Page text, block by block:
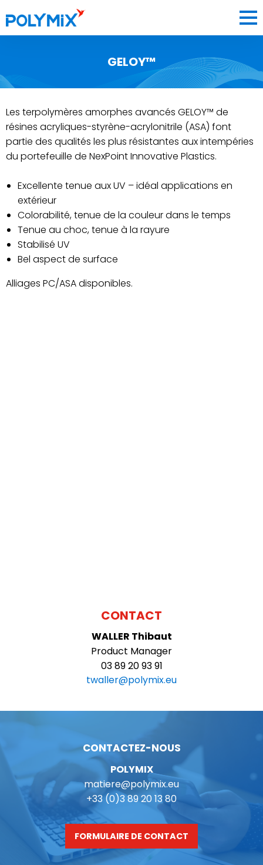
MATIÈRES
CONSOMMABLES
IMPRESSION 3D
CONTACT
FRANCE
FRANCE
FR EN
GELOY™
Les terpolymères amorphes avancés GELOY™ de
résines acryliques-styrène-acrylonitrile (ASA) font
partie des qualités les plus résistantes aux intempéries
du portefeuille de NexPoint Innovative Plastics.
Excellente tenue aux UV – idéal applications en
extérieur
Colorabilité, tenue de la couleur dans le temps
Tenue au choc, tenue à la rayure
Stabilisé UV
Bel aspect de surface
Alliages PC/ASA disponibles.
CONTACT
WALLER Thibaut
Product Manager
03 89 20 93 91
twaller@polymix.eu
CONTACTEZ-NOUS
POLYMIX
matiere@polymix.eu
+33 (0)3 89 20 13 80
FORMULAIRE DE CONTACT